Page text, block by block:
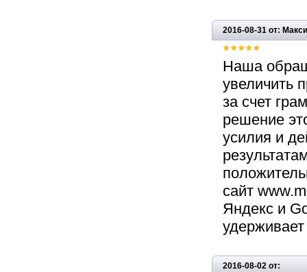
2016-08-31 от:
Наша
увеличить
за счет
решение
усилия и
сайт
Яндекс и
2016-08-02 от: